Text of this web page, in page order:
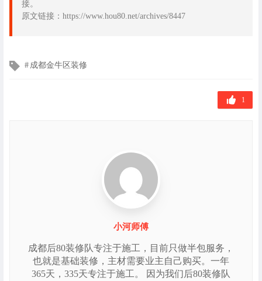
接。
原文链接：https://www.hou80.net/archives/8447
文 成都金牛区装修
1
小河师傅
成都后80装修队专注于施工，目前只做半包服务，
也就是基础装修，主材需要业主自己购买。一年
365天，335天专注于施工。 因为我们后80装修队